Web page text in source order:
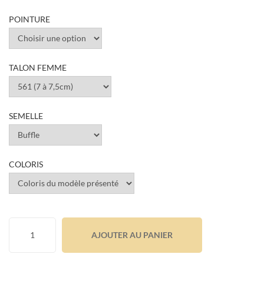
POINTURE
TALON FEMME
SEMELLE
COLORIS
AJOUTER AU PANIER